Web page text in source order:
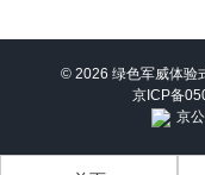
© 2026 绿色军威体验
京ICP备
京